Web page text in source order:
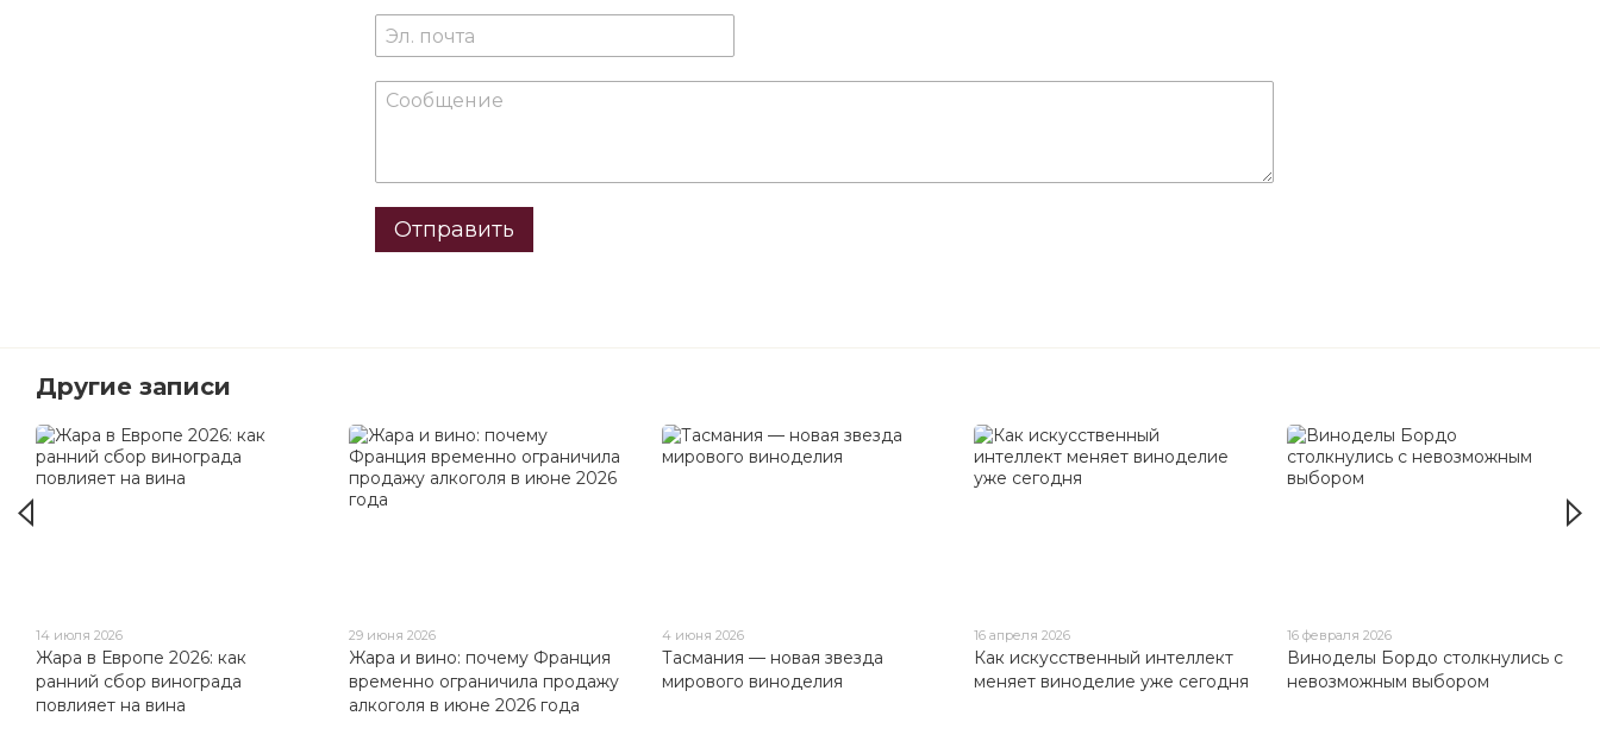
Отправить
Другие записи
14 июля 2026
Жара в Европе 2026: как
ранний сбор винограда
повлияет на вина
29 июня 2026
Жара и вино: почему Франция
временно ограничила продажу
алкоголя в июне 2026 года
4 июня 2026
Тасмания — новая звезда
мирового виноделия
16 апреля 2026
Как искусственный интеллект
меняет виноделие уже сегодня
16 февраля 2026
Виноделы Бордо столкнулись с
невозможным выбором